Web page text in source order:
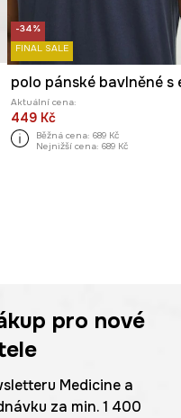
-34%
FINAL SALE
Aktuální cena:
449 Kč
Běžná cena: 689 Kč
Nejnižší cena: 689 Kč
pro nové
Medicine a
za min. 1 400